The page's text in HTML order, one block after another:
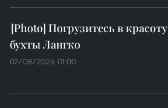
Погрузитесь в красоту
бухты Лангко
07/08/2026 01:00